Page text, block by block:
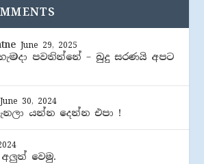
June 29, 2025
පවතින්නේ – බුදු සරණයි අපට
June 30, 2024
යන්න දෙන්න එපා !
වෙමු.